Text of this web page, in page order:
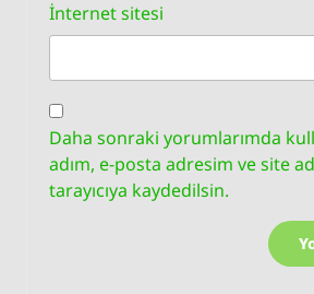
İnternet sitesi
Daha sonraki yorumlarımda
adım, e-posta adresim ve site
tarayıcıya kaydedilsin.